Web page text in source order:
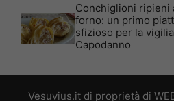
Conchiglioni ripieni
forno: un primo
sfizioso per la
Capodanno
Vesuvius.it di proprietà di